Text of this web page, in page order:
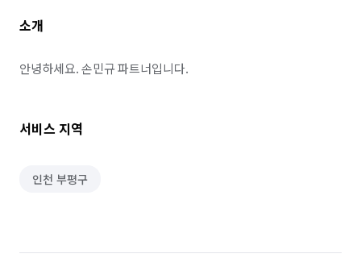
소개
안녕하세요. 손민규 파트너입니다.
서비스 지역
인천 부평구